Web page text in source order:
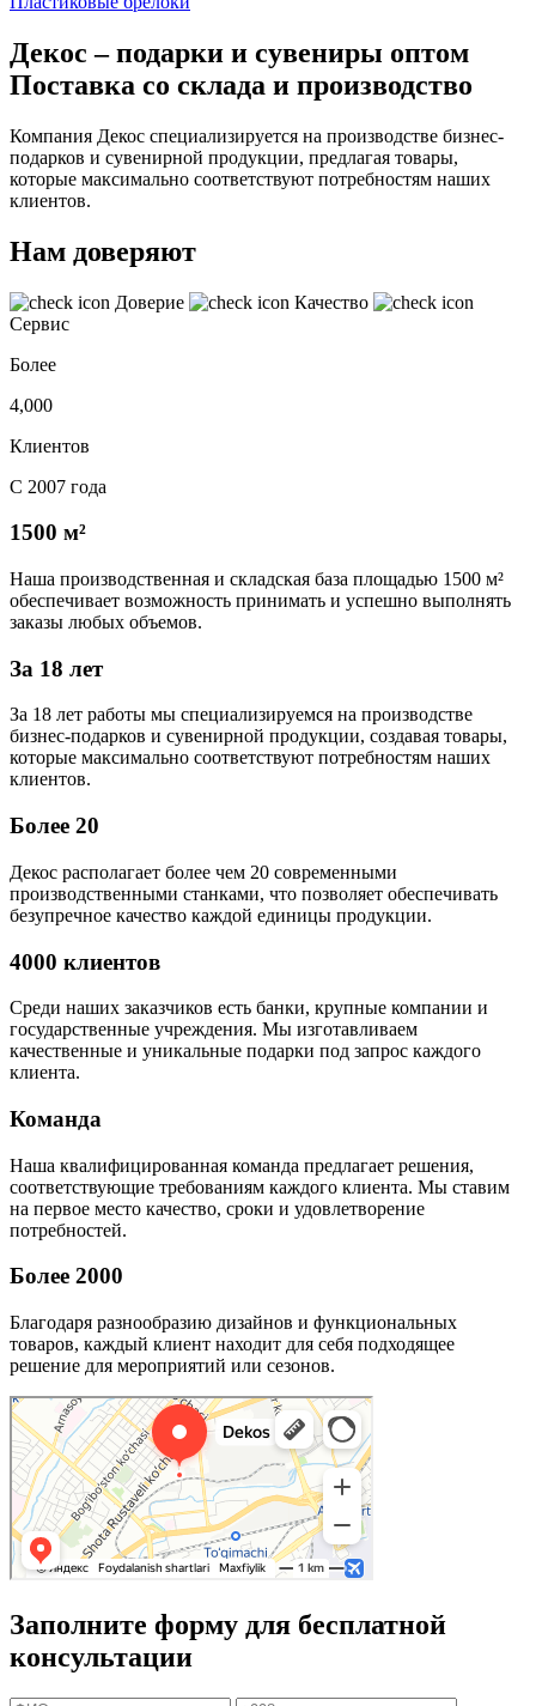
Декос – подарки и сувениры оптом
Поставка со склада и производство
Компания Декос специализируется на производстве бизнес-
подарков и сувенирной продукции, предлагая товары,
которые максимально соответствуют потребностям наших
клиентов.
Нам доверяют
Доверие
Качество
Сервис
Более
4,000
Клиентов
С 2007 года
1500 м²
Наша производственная и складская база площадью 1500 м²
обеспечивает возможность принимать и успешно выполнять
заказы любых объемов.
За 18 лет
За 18 лет работы мы специализируемся на производстве
бизнес-подарков и сувенирной продукции, создавая товары,
которые максимально соответствуют потребностям наших
клиентов.
Более 20
Декос располагает более чем 20 современными
производственными станками, что позволяет обеспечивать
безупречное качество каждой единицы продукции.
4000 клиентов
Среди наших заказчиков есть банки, крупные компании и
государственные учреждения. Мы изготавливаем
качественные и уникальные подарки под запрос каждого
клиента.
Команда
Наша квалифицированная команда предлагает решения,
соответствующие требованиям каждого клиента. Мы ставим
на первое место качество, сроки и удовлетворение
потребностей.
Более 2000
Благодаря разнообразию дизайнов и функциональных
товаров, каждый клиент находит для себя подходящее
решение для мероприятий или сезонов.
Заполните форму для бесплатной
консультации